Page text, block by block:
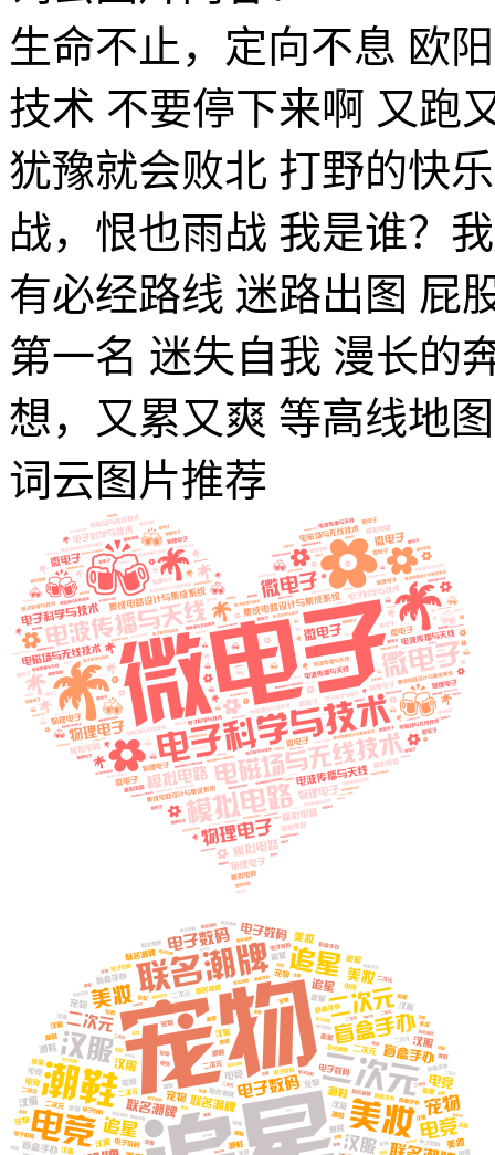
生命不止，定向不息 欧
技术 不要停下来啊 又跑
犹豫就会败北 打野的快
战，恨也雨战 我是谁？
有必经路线 迷路出图 屁
第一名 迷失自我 漫长的
想，又累又爽 等高线地
词云图片推荐